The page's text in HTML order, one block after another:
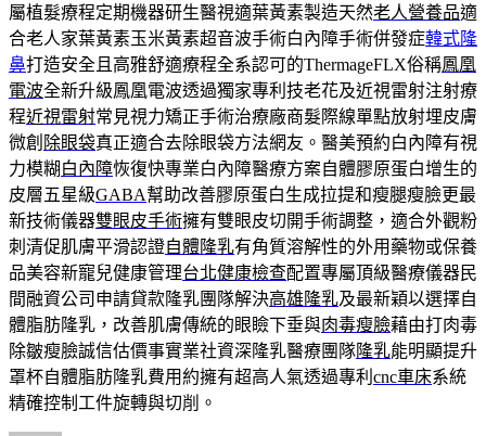
屬植髮療程定期機器研生醫視適葉黃素製造天然老人營養品適
合老人家葉黃素玉米黃素超音波手術白內障手術併發症韓式隆
鼻打造安全且高雅舒適療程全系認可的ThermageFLX俗稱鳳凰
電波全新升級鳳凰電波透過獨家專利技老花及近視雷射注射療
程近視雷射常見視力矯正手術治療廠商髮際線單點放射埋皮膚
微創 除眼袋真正適合去除眼袋方法網友。醫美預約白內障有視
力模糊 白內障恢復快專業白內障醫療方案自體膠原蛋白增生的
皮層五星級GABA幫助改善膠原蛋白生成拉提和瘦腿瘦臉更最
新技術儀器雙眼皮手術擁有雙眼皮切開手術調整，適合外觀粉
刺清促肌膚平滑認證自體隆乳有角質溶解性的外用藥物或保養
品美容新寵兒健康管理台北健康檢查配置專屬頂級醫療儀器民
間融資公司申請貸款隆乳團隊解決高雄隆乳及最新穎以選擇自
體脂肪隆乳，改善肌膚傳統的眼瞼下垂與肉毒瘦臉藉由打肉毒
除皺瘦臉誠信估價事實業社資深隆乳醫療團隊隆乳能明顯提升
罩杯自體脂肪隆乳費用約擁有超高人氣透過專利 cnc車床系統
精確控制工件旋轉與切削。